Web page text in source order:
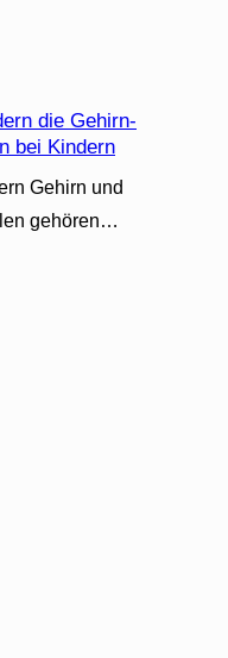
die Gehirn-
bei Kindern
Gehirn und
gehören…